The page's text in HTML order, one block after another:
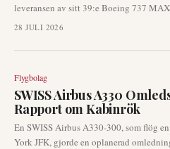
leveransen av sitt 39:e Boeing 737
registrerat VT-YBP, anlände till
kontinuerliga flotta- och operativa
28 JULI 2026
Flygbolag
SWISS Airbus A330
Rapport om Kabinrök
En SWISS Airbus A330-300, som flög
York JFK, gjorde en oplanerad